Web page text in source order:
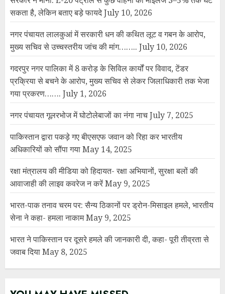
अधिकारियों को सौंपा गयाMay 14, 2025
रक्षा मंत्रालय की मीडिया को हिदायत- रक्षा अभियानों, सुरक्षा बलों की
आवाजाही की लाइव कवरेज न करें May 9, 2025
भारत-पाक तनाव चरम पर: सैन्य ठिकानों पर ड्रोन-मिसाइल हमले, भारतीय
सेना ने कहा- हमला नाकामMay 9, 2025
भारत ने पाकिस्तान पर दूसरे हमले की जानकारी दी, कहा- पूरी तीव्रता से
जवाब दिया
May 8, 2025
YOU MAY HAVE MISSED
NEET पेपर लीक विवाद पर बड़ा राजनीतिक
घटनाक्रम: केंद्रीय शिक्षा मंत्री धर्मेंद्र प्रधान
ने दिया इस्तीफा, छात्र आंदोलन को मिली बड़ी
सफलता
JULY 25, 2026
7 दिन में पलटा फैसला! उत्तराखंड में 34
निरस्त, शहरी विकास विभाग में मचा हड़कंप